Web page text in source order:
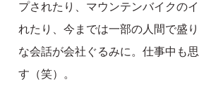
プされたり、マウンテンバイクの
れたり、今までは一部の人間で盛
な会話が会社ぐるみに。仕事中も
す（笑）。